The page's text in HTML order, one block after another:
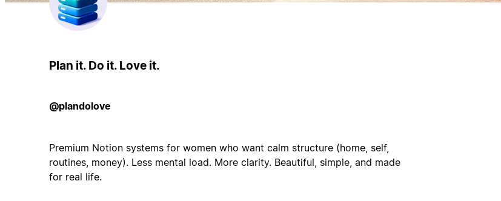
Plan it. Do it. Love it.
@plandolove
Premium Notion systems for women who want calm structure (home, self,
routines, money). Less mental load. More clarity. Beautiful, simple, and made
for real life.